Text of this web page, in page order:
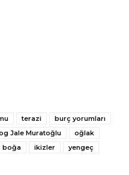
terazi
burç yorumları
Jale Muratoğlu
oğlak
boğa ikizler
yengeç